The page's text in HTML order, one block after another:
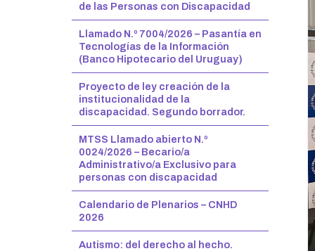
de las Personas con Discapacidad
Llamado N.º 7004/2026 – Pasantía en
Tecnologías de la Información
(Banco Hipotecario del Uruguay)
Proyecto de ley creación de la
institucionalidad de la
discapacidad. Segundo borrador.
MTSS Llamado abierto N.º
0024/2026 – Becario/a
Administrativo/a Exclusivo para
personas con discapacidad
Calendario de Plenarios – CNHD
2026
Autismo: del derecho al hecho.